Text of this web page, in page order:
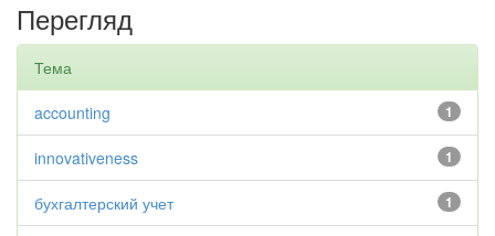
Перегляд
Тема
1
accounting
1
innovativeness
1
бухгалтерский учет